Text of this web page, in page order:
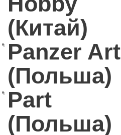
(Китай)
Panzer Art
(Польша)
Part
(Польша)